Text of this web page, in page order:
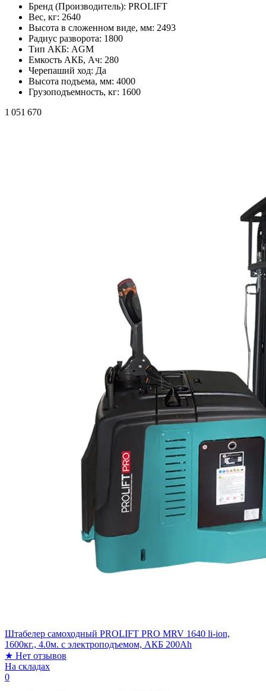
Бренд (Производитель): PROLIFT
Вес, кг: 2640
Высота в сложенном виде, мм: 2493
Радиус разворота: 1800
Тип АКБ: AGM
Емкость АКБ, Ач: 280
Черепаший ход: Да
Высота подъема, мм: 4000
Грузоподъемность, кг: 1600
1 051 670
Штабелер самоходный PROLIFT PRO MRV 1640 li-ion,
1600кг., 4.0м. с электроподъемом, АКБ 200Ah
★ Нет отзывов
На складах
0